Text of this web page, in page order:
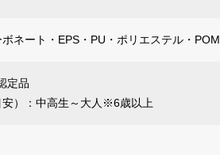
ネート・EPS・PU・ポリエステル・POM
定品
安）：中高生～大人※6歳以上